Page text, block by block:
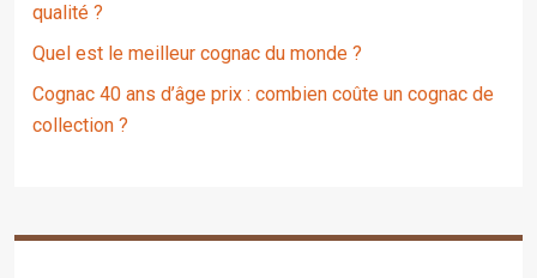
qualité ?
Quel est le meilleur cognac du monde ?
Cognac 40 ans d’âge prix : combien coûte un cognac de
collection ?